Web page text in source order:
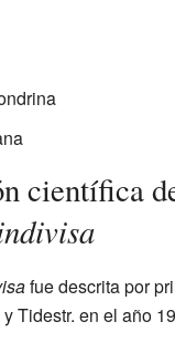
científica
fue descrita por
Tidestr. en el año